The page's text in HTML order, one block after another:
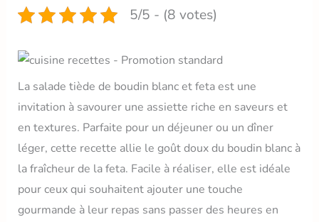
5/5 - (8 votes)
La salade tiède de boudin blanc et feta est une
invitation à savourer une assiette riche en saveurs et
en textures. Parfaite pour un déjeuner ou un dîner
léger, cette recette allie le goût doux du boudin blanc à
la fraîcheur de la feta. Facile à réaliser, elle est idéale
pour ceux qui souhaitent ajouter une touche
gourmande à leur repas sans passer des heures en